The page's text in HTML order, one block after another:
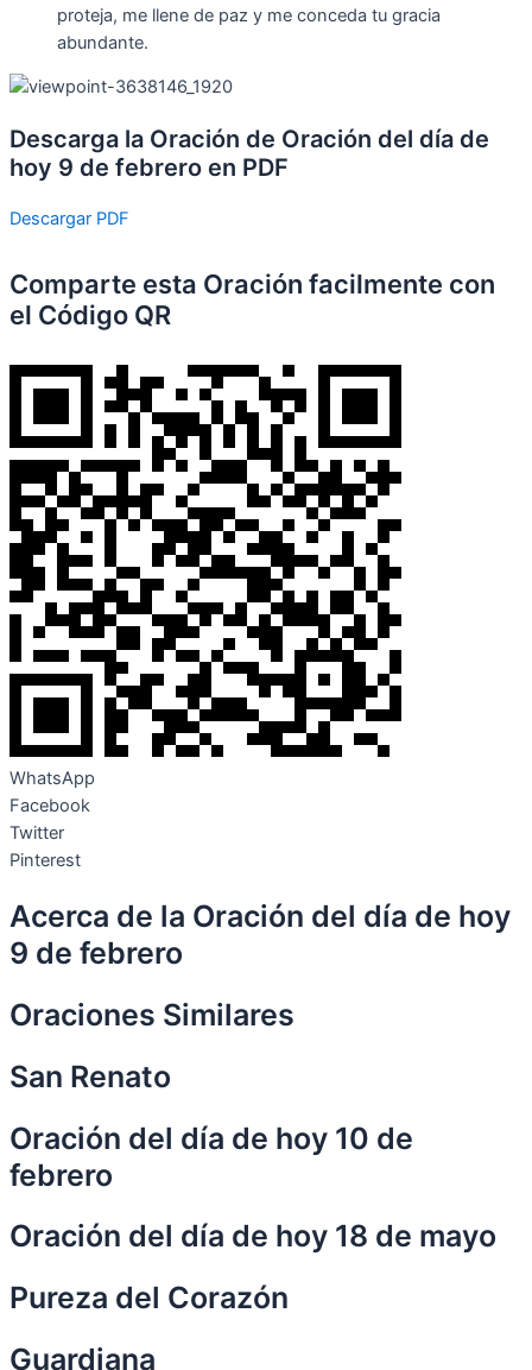
proteja, me llene de paz y me conceda tu gracia
abundante.
Descarga la Oración de Oración del día de
hoy 9 de febrero en PDF
Descargar PDF
Comparte esta Oración facilmente con
el Código QR
WhatsApp
Facebook
Twitter
Pinterest
Acerca de la Oración del día de hoy
9 de febrero
Oraciones Similares
San Renato
Oración del día de hoy 10 de
febrero
Oración del día de hoy 18 de mayo
Pureza del Corazón
Guardiana